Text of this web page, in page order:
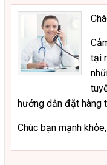
tại
hướng dẫn đặt hàng
Chúc bạn mạnh khỏe,